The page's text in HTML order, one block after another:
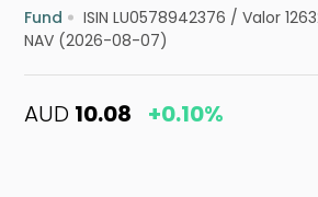
Fund ISIN LU0578942376 /Valor
NAV (2026-08-07)
AUD 10.08 +0.10%